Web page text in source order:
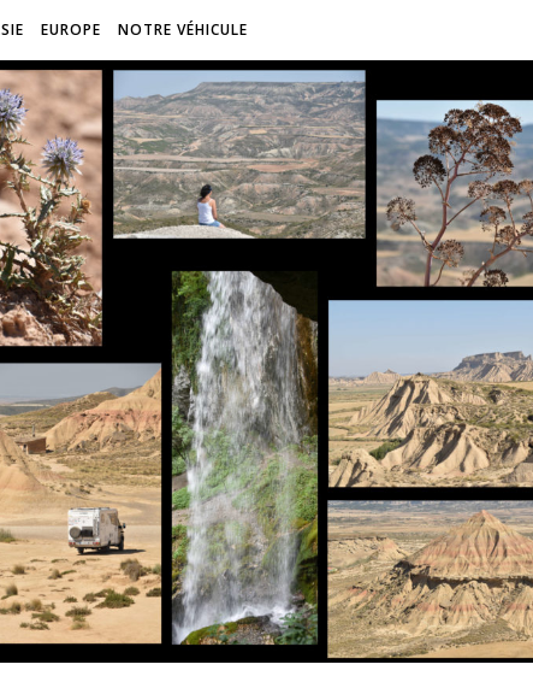
EUROPE NOTRE VÉHICULE